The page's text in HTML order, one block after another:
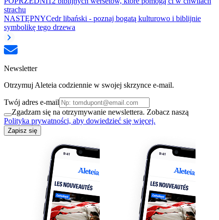
strachu
NASTĘPNYCedr libański - poznaj bogatą kulturowo i biblijnie
symbolikę tego drzewa
Newsletter
Otrzymuj Aleteia codziennie w swojej skrzynce e-mail.
Twój adres e-mail
Zgadzam się na otrzymywanie newslettera. Zobacz naszą
Polityka prywatności, aby dowiedzieć się więcej.
Zapisz się